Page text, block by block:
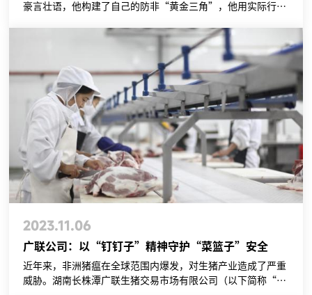
豪言壮语，他构建了自己的防非“黄金三角”，他用实际行动
坚持执行细节决定成败，自信而笃定，出色却淡然，带领团队
在防非持久战中取得阶段性胜利，为公司高质量发展筑牢了安
全基础，在平凡的岗位上实现了不平凡。
2023.11.06
广联公司：以“钉钉子”精神守护“菜篮子”安全
近年来，非洲猪瘟在全球范围内爆发，对生猪产业造成了严重
威胁。湖南长株潭广联生猪交易市场有限公司（以下简称“广